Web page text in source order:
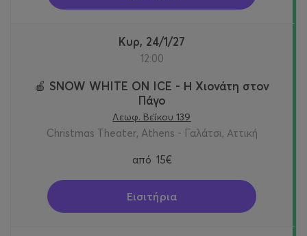
Κυρ, 24/1/27
12:00
🍎 SNOW WHITE ON ICE - Η Χιονάτη στον
Πάγο
Λεωφ. Βεΐκου 139
Christmas Theater, Athens - Γαλάτσι, Αττική
από 15€
Εισιτήρια